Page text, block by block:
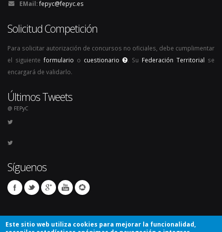
EMail:fepyc@fepyc.es
Solicitud Competición
Para solicitar autorización de concursos no oficiales, debe cumplimentar
el siguiente formulario o cuestionario . Su Federación Territorial se
encargará de validarlo.
Últimos Tweets
@ FEPyC
Síguenos
Este sitio web utiliza cookies para mejorar la funcionalidad,